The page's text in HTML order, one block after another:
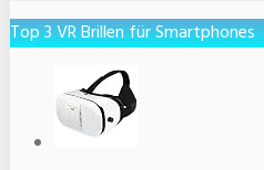
Top 3 VR Brillen für Smartphones